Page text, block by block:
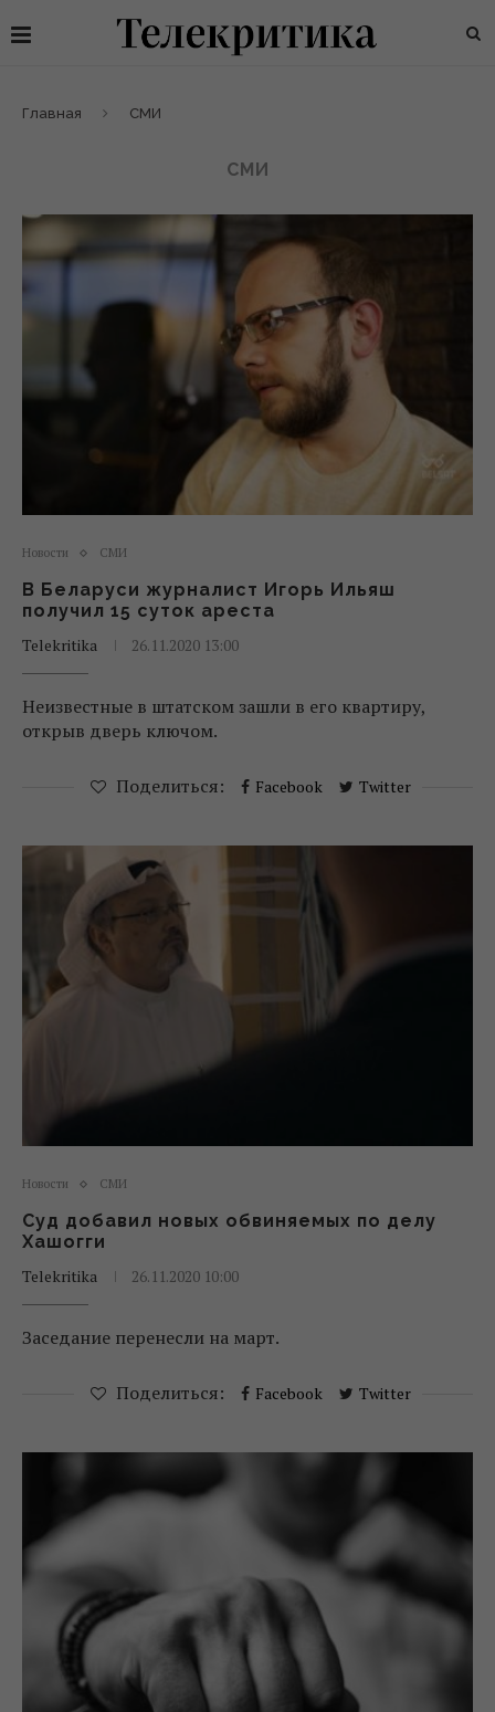
Главная СМИ
СМИ
Новости СМИ
В Беларуси журналист Игорь Ильяш
получил 15 суток ареста
Telekritika
26.11.2020 13:00
Неизвестные в штатском зашли в его квартиру,
открыв дверь ключом.
Поделиться: Facebook Twitter
Новости СМИ
Суд добавил новых обвиняемых по делу
Хашогги
Telekritika
26.11.2020 10:00
Заседание перенесли на март.
Поделиться: Facebook Twitter